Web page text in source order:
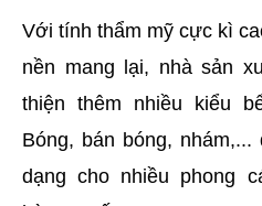
Với tính thẩm mỹ cực kì
nền mang lại, nhà sản
thiện thêm nhiều kiểu
Bóng, bán bóng,
dạng cho nhiều phong